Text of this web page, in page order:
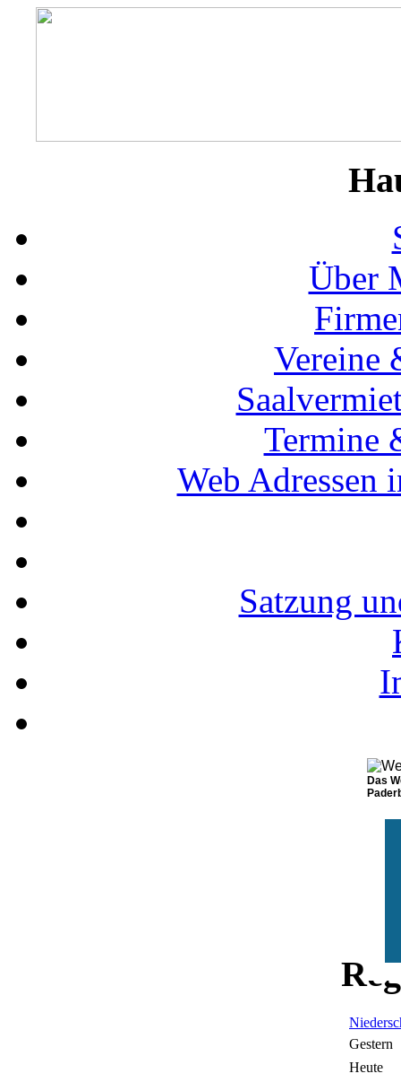
Über
Vereine
Termine
Web Adressen
Satzung
Das
Gestern
Heute